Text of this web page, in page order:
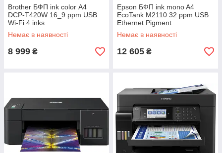
Brother БФП ink color А4
DCP-T420W 16_9 ppm USB
Wi-Fi 4 inks
Немає в наявності
8 999 ₴
Epson БФП ink mono A4
EcoTank M2110 32 ppm USB
Ethernet Pigment
Немає в наявності
12 605 ₴